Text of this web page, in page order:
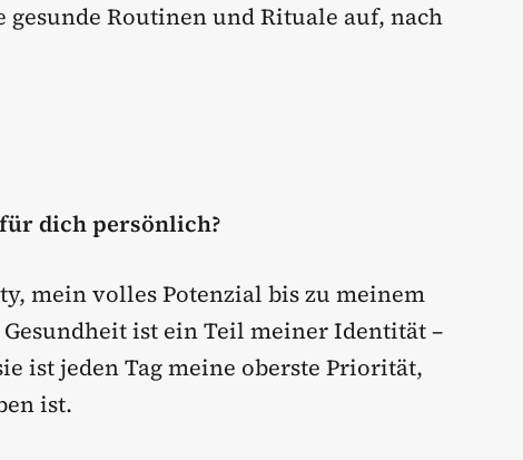
Routinen und Rituale auf, nach
dich persönlich?
mein volles Potenzial bis zu meinem
ist ein Teil meiner Identität –
ist jeden Tag meine oberste Priorität,
ist.